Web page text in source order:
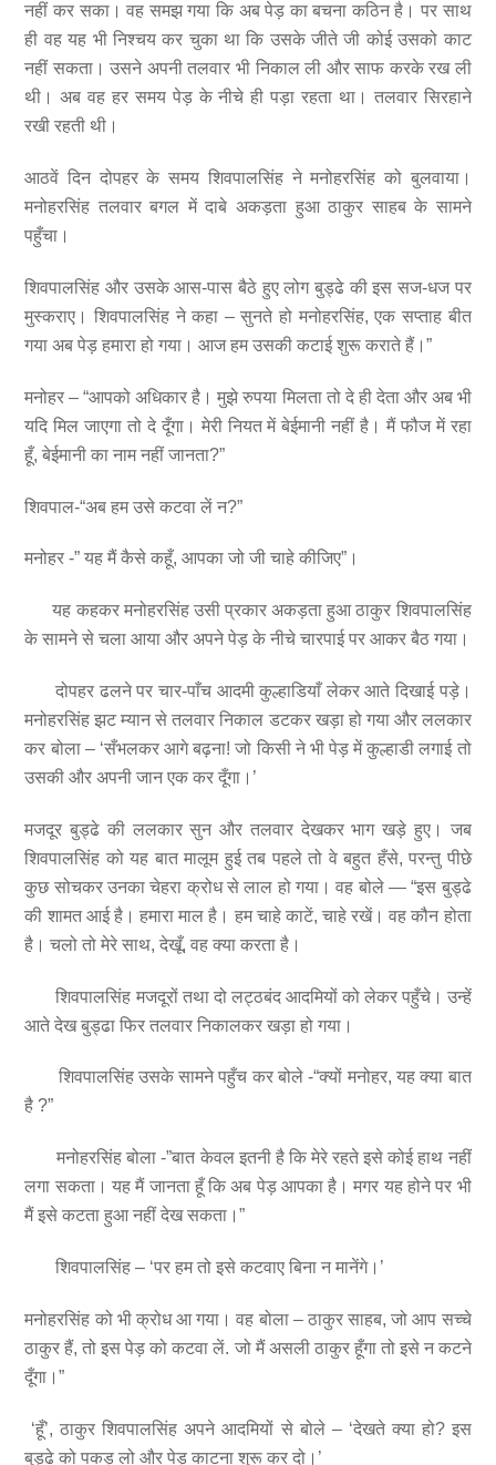
नहीं कर सका। वह समझ गया कि अब पेड़ का बचना कठिन है। पर साथ
ही वह यह भी निश्चय कर चुका था कि उसके जीते जी कोई उसको काट
नहीं सकता। उसने अपनी तलवार भी निकाल ली और साफ करके रख ली
थी। अब वह हर समय पेड़ के नीचे ही पड़ा रहता था। तलवार सिरहाने
रखी रहती थी।
आठवें दिन दोपहर के समय शिवपालसिंह ने मनोहरसिंह को बुलवाया।
मनोहरसिंह तलवार बगल में दाबे अकड़ता हुआ ठाकुर साहब के सामने
पहुँचा।
शिवपालसिंह और उसके आस-पास बैठे हुए लोग बुड्ढे की इस सज-धज पर
मुस्कराए। शिवपालसिंह ने कहा – सुनते हो मनोहरसिंह, एक सप्ताह बीत
गया अब पेड़ हमारा हो गया। आज हम उसकी कटाई शुरू कराते हैं।”
मनोहर – “आपको अधिकार है। मुझे रुपया मिलता तो दे ही देता और अब भी
यदि मिल जाएगा तो दे दूँगा। मेरी नियत में बेईमानी नहीं है। मैं फौज में रहा
हूँ, बेईमानी का नाम नहीं जानता?”
शिवपाल-“अब हम उसे कटवा लें न?”
मनोहर -” यह मैं कैसे कहूँ, आपका जो जी चाहे कीजिए”।
यह कहकर मनोहरसिंह उसी प्रकार अकड़ता हुआ ठाकुर शिवपालसिंह
के सामने से चला आया और अपने पेड़ के नीचे चारपाई पर आकर बैठ गया।
दोपहर ढलने पर चार-पाँच आदमी कुल्हाडियाँ लेकर आते दिखाई पड़े।
मनोहरसिंह झट म्यान से तलवार निकाल डटकर खड़ा हो गया और ललकार
कर बोला – ‘सँभलकर आगे बढ़ना! जो किसी ने भी पेड़ में कुल्हाडी लगाई तो
उसकी और अपनी जान एक कर दूँगा।’
मजदूर बुड्ढे की ललकार सुन और तलवार देखकर भाग खड़े हुए। जब
शिवपालसिंह को यह बात मालूम हुई तब पहले तो वे बहुत हँसे, परन्तु पीछे
कुछ सोचकर उनका चेहरा क्रोध से लाल हो गया। वह बोले — “इस बुड्ढे
की शामत आई है। हमारा माल है। हम चाहे काटें, चाहे रखें। वह कौन होता
है। चलो तो मेरे साथ, देखूँ, वह क्या करता है।
शिवपालसिंह मजदूरों तथा दो लट्ठबंद आदमियों को लेकर पहुँचे। उन्हें
आते देख बुड्ढा फिर तलवार निकालकर खड़ा हो गया।
शिवपालसिंह उसके सामने पहुँच कर बोले -“क्यों मनोहर, यह क्या बात
है ?”
मनोहरसिंह बोला -”बात केवल इतनी है कि मेरे रहते इसे कोई हाथ नहीं
लगा सकता। यह मैं जानता हूँ कि अब पेड़ आपका है। मगर यह होने पर भी
मैं इसे कटता हुआ नहीं देख सकता।”
शिवपालसिंह – ‘पर हम तो इसे कटवाए बिना न मानेंगे।’
मनोहरसिंह को भी क्रोध आ गया। वह बोला – ठाकुर साहब, जो आप सच्चे
ठाकुर हैं, तो इस पेड़ को कटवा लें. जो मैं असली ठाकुर हूँगा तो इसे न कटने
दूँगा।”
‘हूँ’, ठाकुर शिवपालसिंह अपने आदमियों से बोले – ‘देखते क्या हो? इस
बुड्ढे को पकड़ लो और पेड़ काटना शुरू कर दो।’